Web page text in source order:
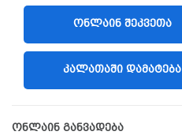
(LIBERTY)
ᲝᲜᲚᲐᲘᲜ ᲨᲔᲙᲕᲔᲗᲐ
ᲙᲐᲚᲐᲗᲐᲨᲘ ᲓᲐᲛᲐᲢᲔᲑᲐ
ონლაინ განვადება